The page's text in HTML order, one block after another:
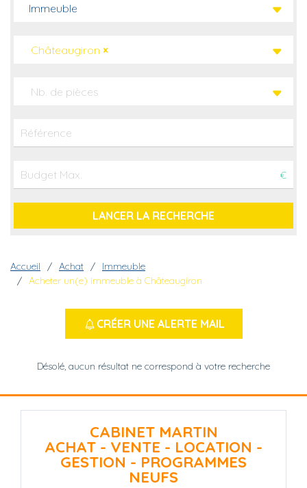
Immeuble
×
Châteaugiron
Nb. de pièces
€
Fil d'Ariane
Accueil Achat
Immeuble
Acheter un(e) immeuble à Châteaugiron
CRÉER UNE ALERTE MAIL
Désolé, aucun résultat ne correspond à votre recherche
CABINET MARTIN
ACHAT - VENTE - LOCATION -
GESTION - PROGRAMMES
NEUFS